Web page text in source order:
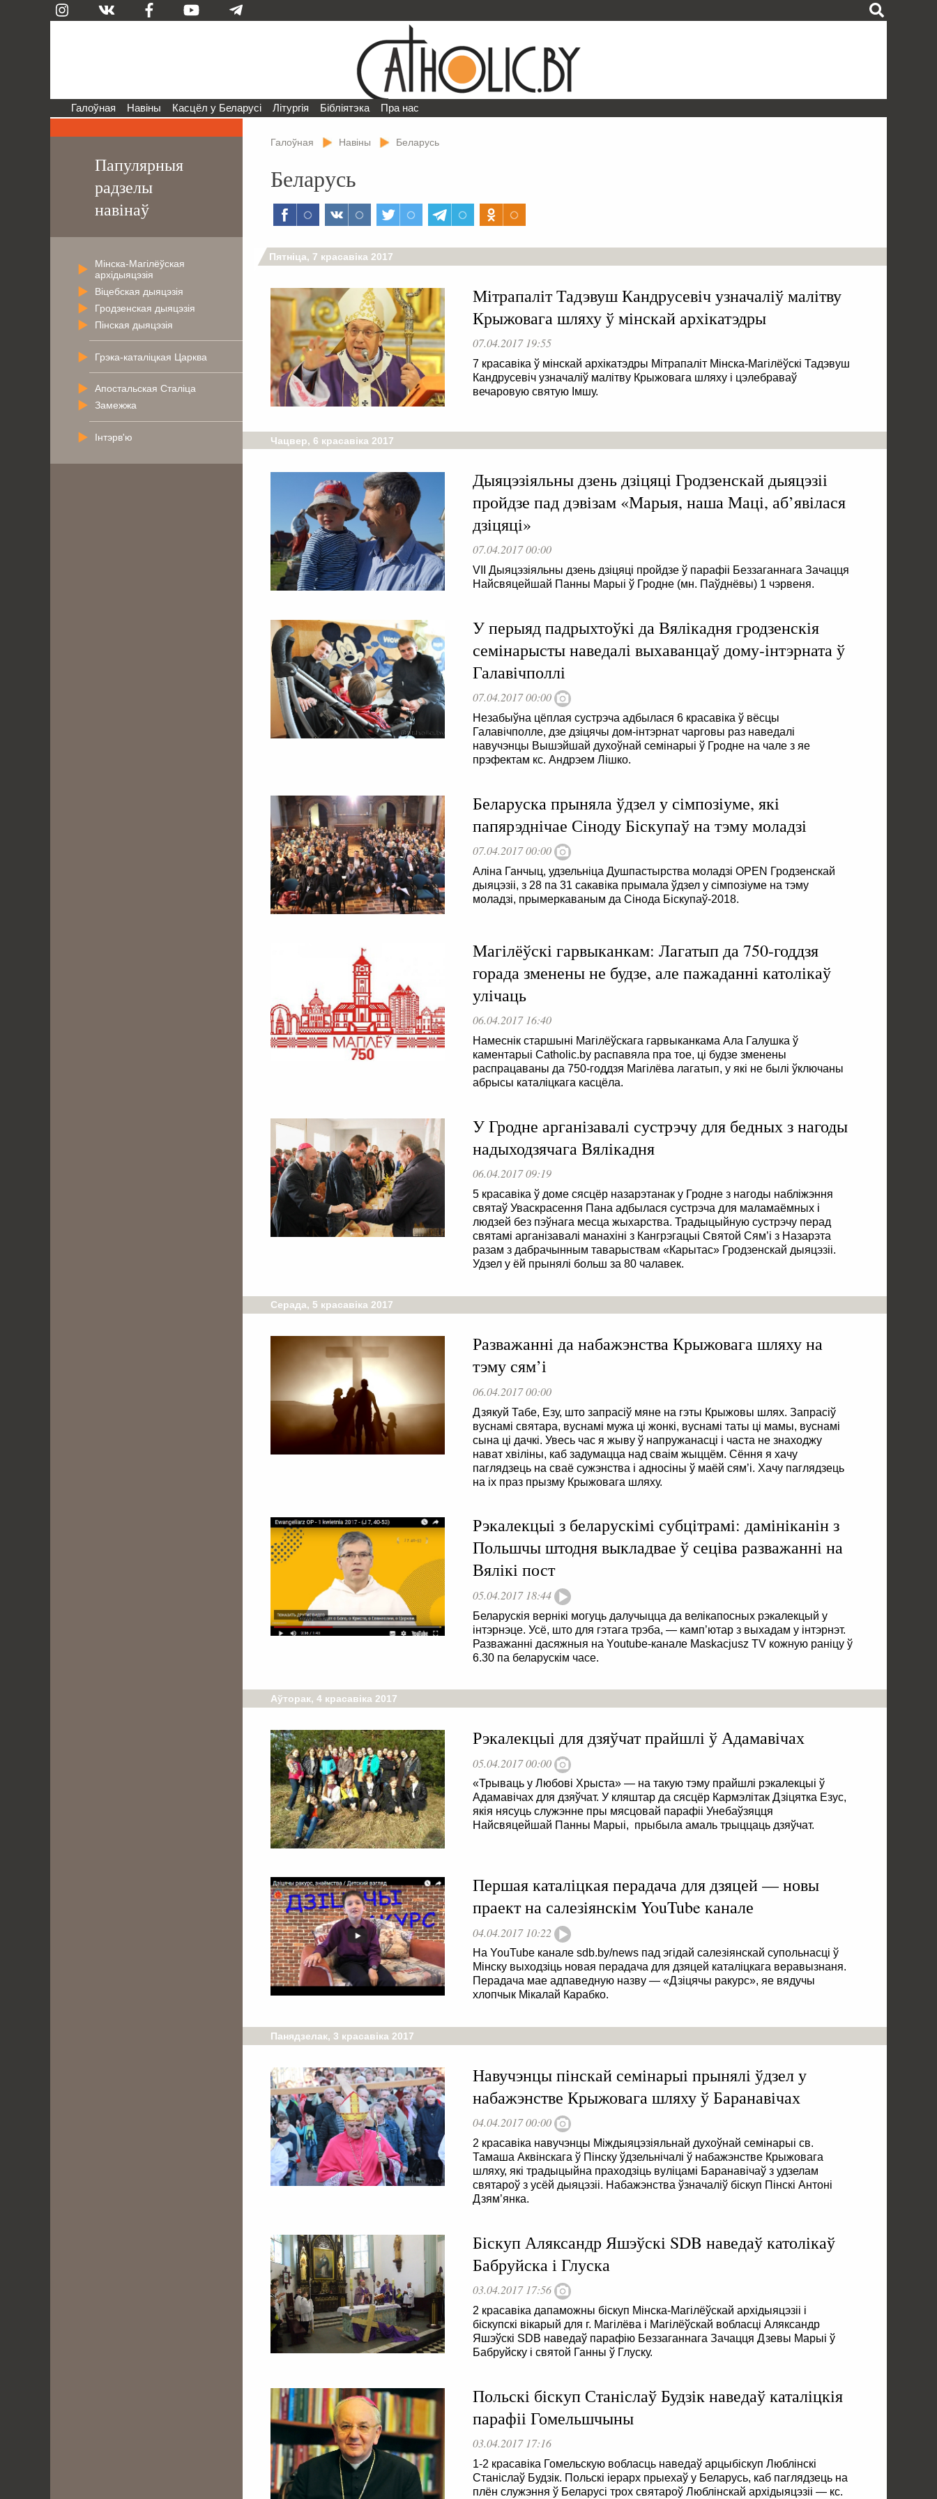
Галоўная Навіны Касцёл у Беларусі Літургія Бібліятэка Пра нас
Галоўная Навіны Беларусь
Беларусь
Пятніца, 7 красавіка 2017
Мітрапаліт Тадэвуш Кандрусевіч узначаліў малітву
Крыжовага шляху ў мінскай архікатэдры
07.04.2017 19:55
7 красавіка ў мінскай архікатэдры Мітрапаліт Мінска-Магілёўскі Тадэвуш
Кандрусевіч узначаліў малітву Крыжовага шляху і цэлебраваў
вечаровую святую Імшу.
Чацвер, 6 красавіка 2017
Дыяцэзіяльны дзень дзіцяці Гродзенскай дыяцэзіі
пройдзе пад дэвізам «Марыя, наша Маці, аб’явілася
дзіцяці»
07.04.2017 00:00
VII Дыяцэзіяльны дзень дзіцяці пройдзе ў парафіі Беззаганнага Зачацця
Найсвяцейшай Панны Марыі ў Гродне (мн. Паўднёвы) 1 чэрвеня.
У перыяд падрыхтоўкі да Вялікадня гродзенскія
семінарысты наведалі выхаванцаў дому-інтэрната ў
Галавічполлі
07.04.2017 00:00
Незабыўна цёплая сустрэча адбылася 6 красавіка ў вёсцы
Галавічполле, дзе дзіцячы дом-інтэрнат чарговы раз наведалі
навучэнцы Вышэйшай духоўнай семінарыі ў Гродне на чале з яе
прэфектам кс. Андрэем Лішко.
Беларуска прыняла ўдзел у сімпозіуме, які
папярэднічае Сіноду Біскупаў на тэму моладзі
07.04.2017 00:00
Аліна Ганчыц, удзельніца Душпастырства моладзі OPEN Гродзенскай
дыяцэзіі, з 28 па 31 сакавіка прымала ўдзел у сімпозіуме на тэму
моладзі, прымеркаваным да Сінода Біскупаў-2018.
Магілёўскі гарвыканкам: Лагатып да 750-годдзя
горада зменены не будзе, але пажаданні католікаў
улічаць
06.04.2017 16:40
Намеснік старшыні Магілёўскага гарвыканкама Ала Галушка ў
каментарыі Catholic.by распавяла пра тое, ці будзе зменены
распрацаваны да 750-годдзя Магілёва лагатып, у які не былі ўключаны
абрысы каталіцкага касцёла.
У Гродне арганізавалі сустрэчу для бедных з нагоды
надыходзячага Вялікадня
06.04.2017 09:19
5 красавіка ў доме сясцёр назарэтанак у Гродне з нагоды набліжэння
святаў Уваскрасення Пана адбылася сустрэча для маламаёмных і
людзей без пэўнага месца жыхарства. Традыцыйную сустрэчу перад
святамі арганізавалі манахіні з Кангрэгацыі Святой Сям’і з Назарэта
разам з дабрачынным таварыствам «Карытас» Гродзенскай дыяцэзіі.
Удзел у ёй прынялі больш за 80 чалавек.
Серада, 5 красавіка 2017
Разважанні да набажэнства Крыжовага шляху на
тэму сям’і
06.04.2017 00:00
Дзякуй Табе, Езу, што запрасіў мяне на гэты Крыжовы шлях. Запрасіў
вуснамі святара, вуснамі мужа ці жонкі, вуснамі таты ці мамы, вуснамі
сына ці дачкі. Увесь час я жыву ў напружанасці i часта не знаходжу
нават хвіліны, каб задумацца над сваім жыццём. Сёння я хачу
паглядзець на сваё сужэнства i адносіны ў маёй сям’і. Хачу паглядзець
на іх праз прызму Крыжовага шляху.
Рэкалекцыі з беларускімі субцітрамі: дамініканін з
Польшчы штодня выкладвае ў сеціва разважанні на
Вялікі пост
05.04.2017 18:44
Беларускія вернікі могуць далучыцца да велікапосных рэкалекцый у
інтэрнэце. Усё, што для гэтага трэба, — камп’ютар з выхадам у інтэрнэт.
Разважанні дасяжныя на Youtube-канале Maskacjusz TV кожную раніцу ў
6.30 па беларускім часе.
Аўторак, 4 красавіка 2017
Рэкалекцыі для дзяўчат прайшлі ў Адамавічах
05.04.2017 00:00
«Трываць у Любові Хрыста» — на такую тэму прайшлі рэкалекцыі ў
Адамавічах для дзяўчат. У кляштар да сясцёр Кармэлітак Дзіцятка Езус,
якія нясуць служэнне пры мясцовай парафіі Унебаўзяцця
Найсвяцейшай Панны Марыі, прыбыла амаль трыццаць дзяўчат.
Першая каталіцкая перадача для дзяцей — новы
праект на салезіянскім YouTube канале
04.04.2017 10:22
На YouTube канале sdb.by/news пад эгідай салезіянскай супольнасці ў
Мінску выходзіць новая перадача для дзяцей каталіцкага веравызнаня.
Перадача мае адпаведную назву — «Дзіцячы ракурс», яе вядучы
хлопчык Мікалай Карабко.
Панядзелак, 3 красавіка 2017
Навучэнцы пінскай семінарыі прынялі ўдзел у
набажэнстве Крыжовага шляху ў Баранавічах
04.04.2017 00:00
2 красавіка навучэнцы Міждыяцэзіяльнай духоўнай семінарыі св.
Тамаша Аквінскага ў Пінску ўдзельнічалі ў набажэнстве Крыжовага
шляху, які традыцыйна праходзіць вуліцамі Баранавічаў з удзелам
святароў з усёй дыяцэзіі. Набажэнства ўзначаліў біскуп Пінскі Антоні
Дзям’янка.
Біскуп Аляксандр Яшэўскі SDB наведаў католікаў
Бабруйска і Глуска
03.04.2017 17:56
2 красавіка дапаможны біскуп Мінска-Магілёўскай архідыяцэзіі і
біскупскі вікарый для г. Магілёва і Магілёўскай вобласці Аляксандр
Яшэўскі SDB наведаў парафію Беззаганнага Зачацця Дзевы Марыі ў
Бабруйску і святой Ганны ў Глуску.
Польскі біскуп Станіслаў Будзік наведаў каталіцкія
парафіі Гомельшчыны
03.04.2017 17:16
1-2 красавіка Гомельскую вобласць наведаў арцыбіскуп Люблінскі
Станіслаў Будзік. Польскі іерарх прыехаў у Беларусь, каб паглядзець на
плён служэння ў Беларусі трох святароў Люблінскай архідыяцэзіі — кс.
Папулярныя
радзелы
навінаў
Мінска-Магілёўская
архідыяцэзія
Віцебская дыяцэзія
Гродзенская дыяцэзія
Пінская дыяцэзія
Грэка-каталіцкая Царква
Апостальская Сталіца
Замежжа
Інтэрв'ю